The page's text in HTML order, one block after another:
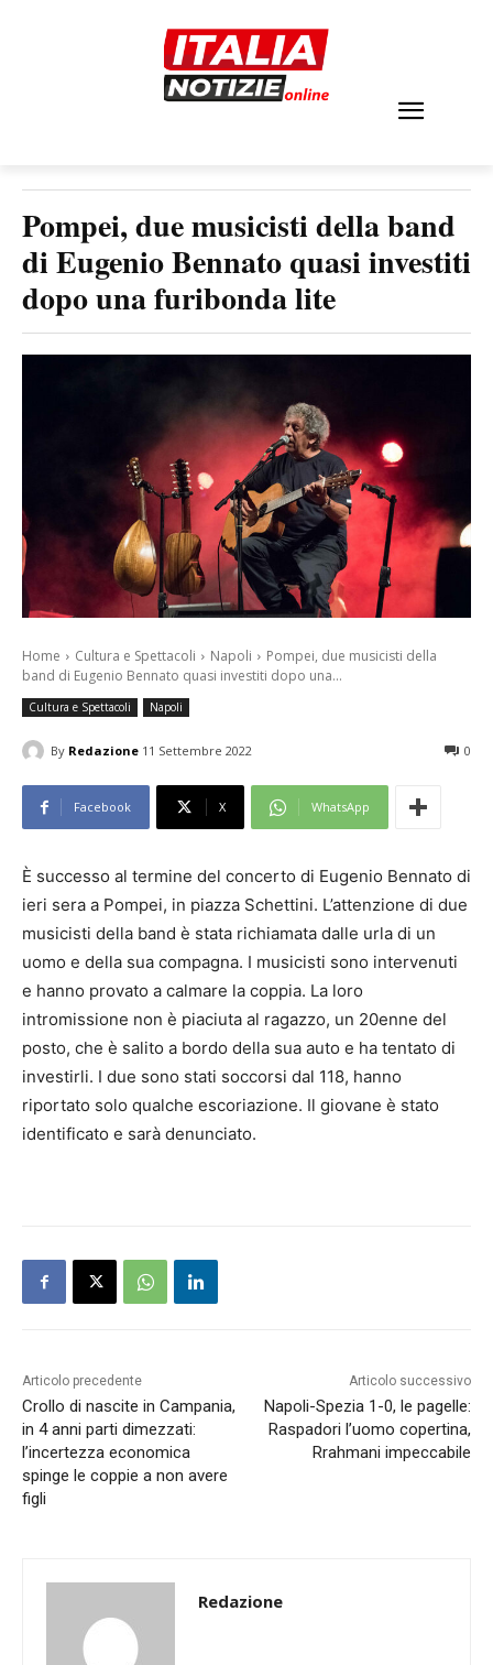
Pompei, due musicisti della band
di Eugenio Bennato quasi investiti
dopo una furibonda lite
Home Cultura e Spettacoli Napoli
Pompei, due musicisti della
band di Eugenio Bennato quasi investiti dopo una...
Cultura e Spettacoli Napoli
By Redazione 11 Settembre 2022 0
Facebook X WhatsApp
È successo al termine del concerto di Eugenio Bennato di
ieri sera a Pompei, in piazza Schettini. L’attenzione di due
musicisti della band è stata richiamata dalle urla di un
uomo e della sua compagna. I musicisti sono intervenuti
e hanno provato a calmare la coppia. La loro
intromissione non è piaciuta al ragazzo, un 20enne del
posto, che è salito a bordo della sua auto e ha tentato di
investirli. I due sono stati soccorsi dal 118, hanno
riportato solo qualche escoriazione. Il giovane è stato
identificato e sarà denunciato.
Articolo precedente
Crollo di nascite in Campania,
in 4 anni parti dimezzati:
l’incertezza economica
spinge le coppie a non avere
figli
Articolo successivo
Napoli-Spezia 1-0, le pagelle:
Raspadori l’uomo copertina,
Rrahmani impeccabile
Redazione